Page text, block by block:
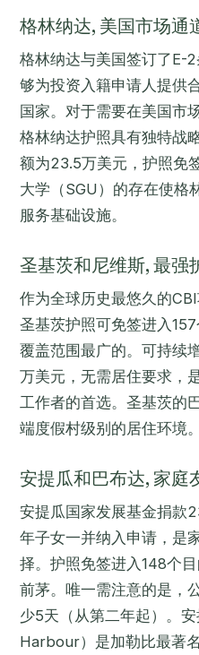
格林纳达, 美国市场通
格林纳达与美国签订了E-
够为投资入籍申请人提供
国家。对于需要在美国市
格林纳达护照具有独特战
额为23.5万美元，护照免
大学（SGU）的存在使格
服务基础设施。
圣基茨和尼维斯, 最强
作为全球历史最悠久的
圣基茨护照可免签进入
覆盖范围最广的。可持续
万美元，无需居住要求，
工作者的首选。圣基茨的
端度假村级别的居住环境。
安提瓜和巴布达, 家庭
安提瓜国家发展基金捐款
年子女一并纳入申请，是
择。护照免签进入148个
前茅。唯一需注意的是，
少5天（从第二年起）。
Harbour）是加勒比最著